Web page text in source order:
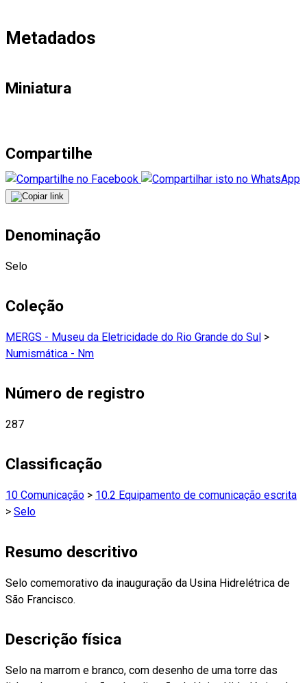
Metadados
Miniatura
Compartilhe
Denominação
Selo
Coleção
MERGS - Museu da Eletricidade do Rio Grande do Sul >
Numismática - Nm
Número de registro
287
Classificação
10 Comunicação > 10.2 Equipamento de comunicação escrita
> Selo
Resumo descritivo
Selo comemorativo da inauguração da Usina Hidrelétrica de
São Francisco.
Descrição física
Selo na marrom e branco, com desenho de uma torre das